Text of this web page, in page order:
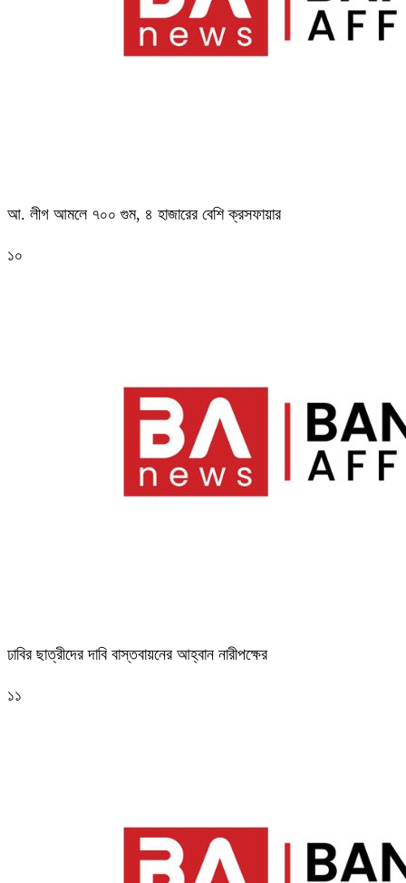
আ. লীগ আমলে ৭০০ গুম, ৪ হাজারের বেশি ক্রসফায়ার
১০
ঢাবির ছাত্রীদের দাবি বাস্তবায়নের আহ্বান নারীপক্ষের
১১